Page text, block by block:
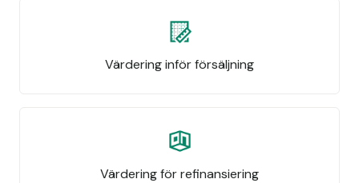
Värdering inför försäljning
Värdering för refinansiering